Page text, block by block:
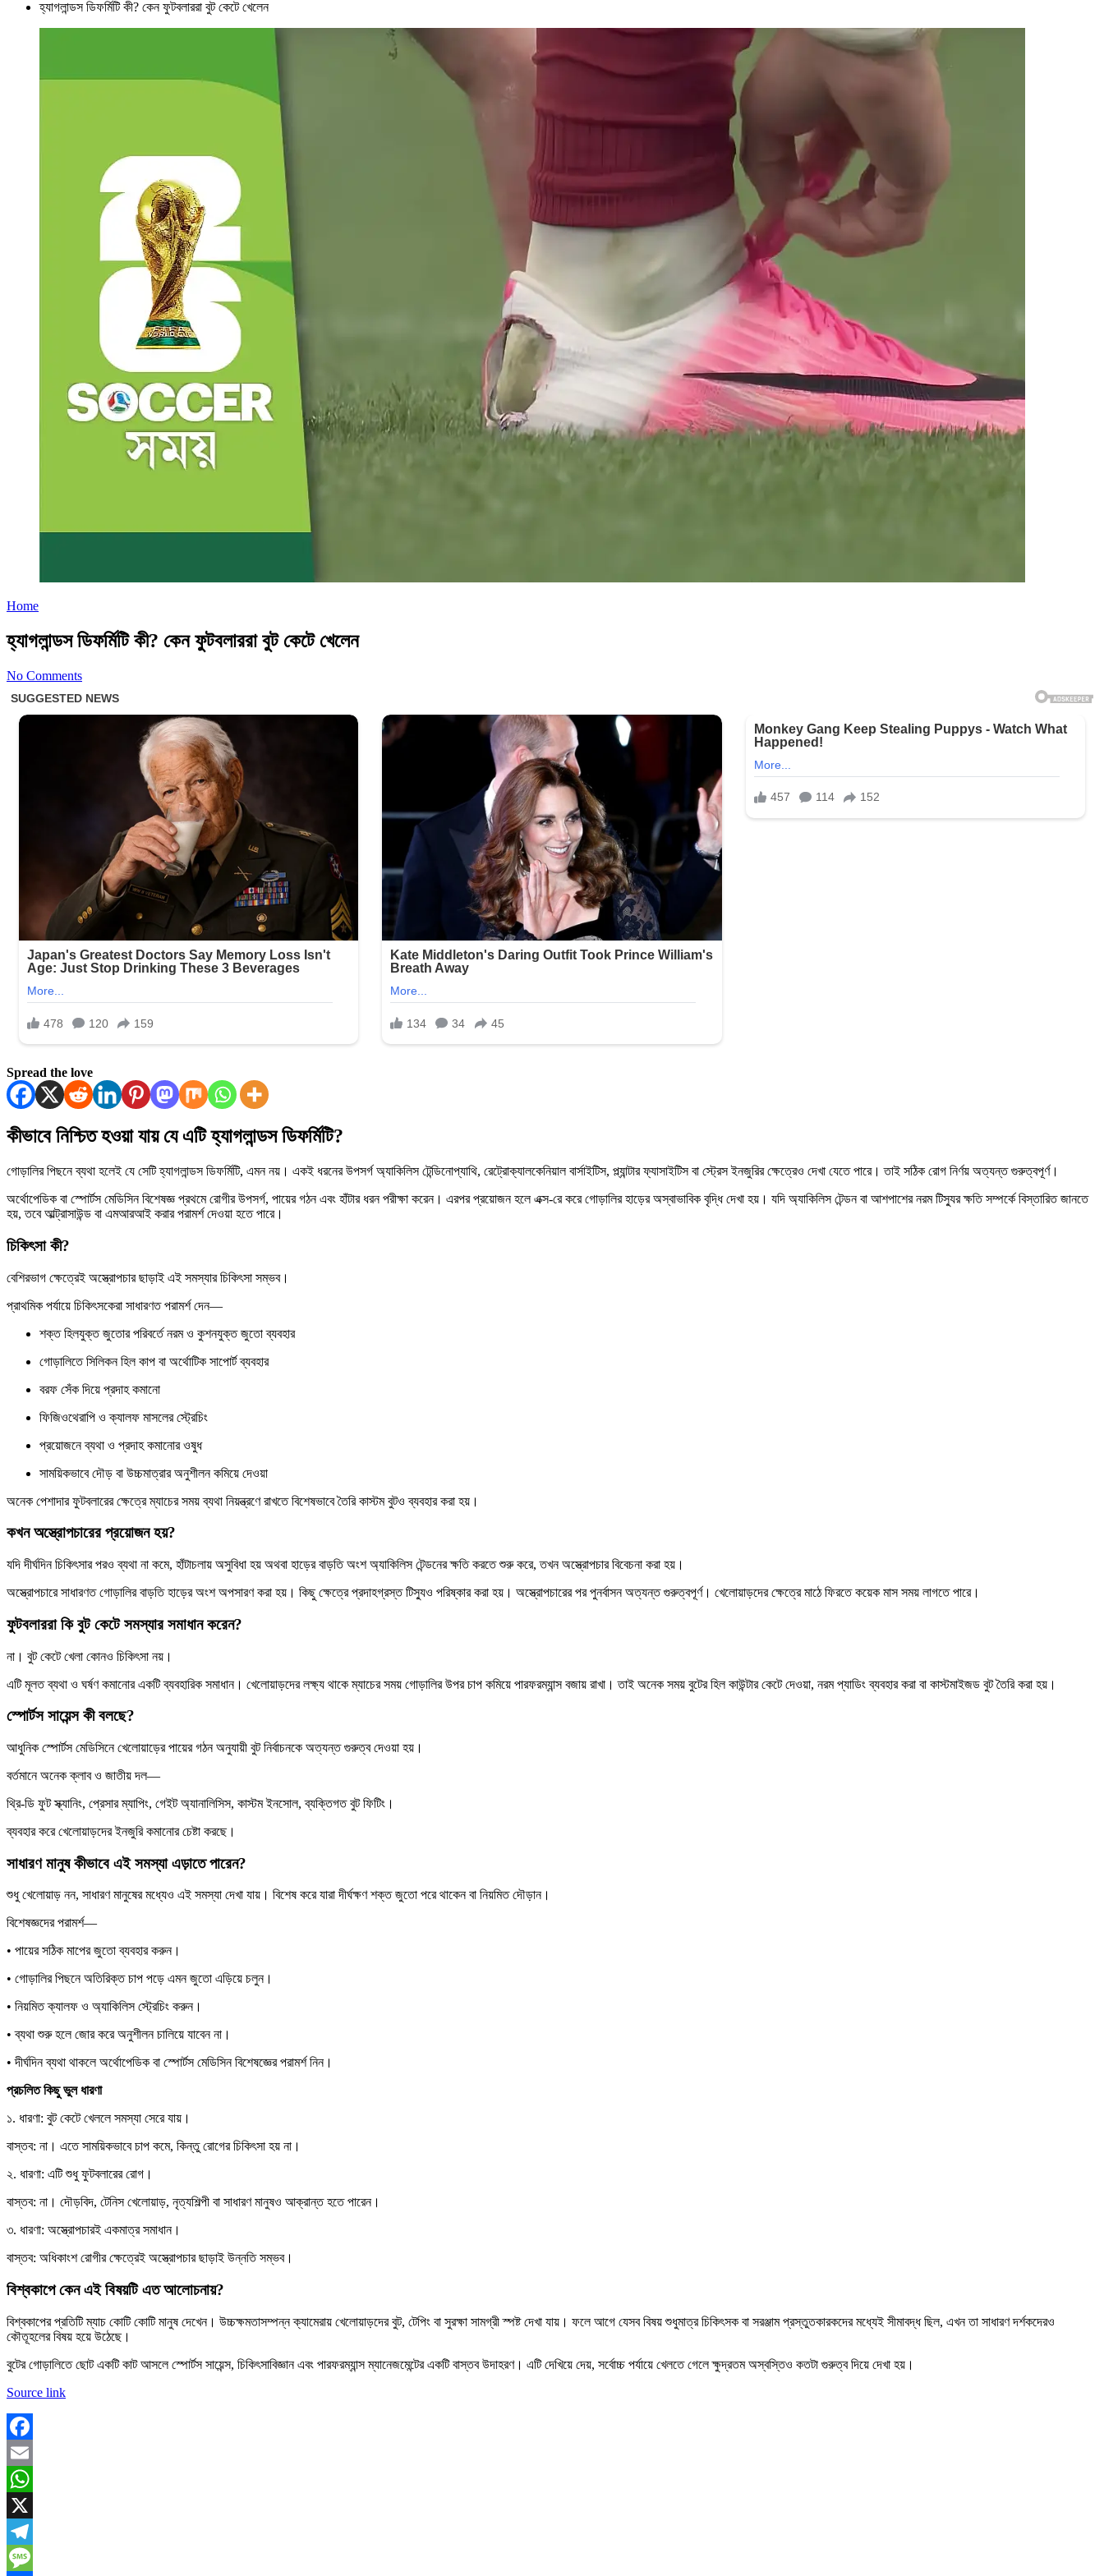
হ্যাগলান্ডস ডিফর্মিটি কী? কেন ফুটবলাররা বুট কেটে খেলেন
Home
হ্যাগলান্ডস ডিফর্মিটি কী? কেন ফুটবলাররা বুট কেটে খেলেন
No Comments
Spread the love
কীভাবে নিশ্চিত হওয়া যায় যে এটি হ্যাগলান্ডস ডিফর্মিটি?
গোড়ালির পিছনে ব্যথা হলেই যে সেটি হ্যাগলান্ডস ডিফর্মিটি, এমন নয়। একই ধরনের উপসর্গ অ্যাকিলিস টেন্ডিনোপ্যাথি, রেট্রোক্যালকেনিয়াল বার্সাইটিস, প্ল্যান্টার ফ্যাসাইটিস বা স্ট্রেস ইনজুরির ক্ষেত্রেও দেখা যেতে পারে। তাই সঠিক রোগ নির্ণয় অত্যন্ত গুরুত্বপূর্ণ।
অর্থোপেডিক বা স্পোর্টস মেডিসিন বিশেষজ্ঞ প্রথমে রোগীর উপসর্গ, পায়ের গঠন এবং হাঁটার ধরন পরীক্ষা করেন। এরপর প্রয়োজন হলে এক্স-রে করে গোড়ালির হাড়ের অস্বাভাবিক বৃদ্ধি দেখা হয়। যদি অ্যাকিলিস টেন্ডন বা আশপাশের নরম টিস্যুর ক্ষতি সম্পর্কে বিস্তারিত জানতে
হয়, তবে আল্ট্রাসাউন্ড বা এমআরআই করার পরামর্শ দেওয়া হতে পারে।
চিকিৎসা কী?
বেশিরভাগ ক্ষেত্রেই অস্ত্রোপচার ছাড়াই এই সমস্যার চিকিৎসা সম্ভব।
প্রাথমিক পর্যায়ে চিকিৎসকেরা সাধারণত পরামর্শ দেন—
শক্ত হিলযুক্ত জুতোর পরিবর্তে নরম ও কুশনযুক্ত জুতো ব্যবহার
গোড়ালিতে সিলিকন হিল কাপ বা অর্থোটিক সাপোর্ট ব্যবহার
বরফ সেঁক দিয়ে প্রদাহ কমানো
ফিজিওথেরাপি ও ক্যালফ মাসলের স্ট্রেচিং
প্রয়োজনে ব্যথা ও প্রদাহ কমানোর ওষুধ
সাময়িকভাবে দৌড় বা উচ্চমাত্রার অনুশীলন কমিয়ে দেওয়া
অনেক পেশাদার ফুটবলারের ক্ষেত্রে ম্যাচের সময় ব্যথা নিয়ন্ত্রণে রাখতে বিশেষভাবে তৈরি কাস্টম বুটও ব্যবহার করা হয়।
কখন অস্ত্রোপচারের প্রয়োজন হয়?
যদি দীর্ঘদিন চিকিৎসার পরও ব্যথা না কমে, হাঁটাচলায় অসুবিধা হয় অথবা হাড়ের বাড়তি অংশ অ্যাকিলিস টেন্ডনের ক্ষতি করতে শুরু করে, তখন অস্ত্রোপচার বিবেচনা করা হয়।
অস্ত্রোপচারে সাধারণত গোড়ালির বাড়তি হাড়ের অংশ অপসারণ করা হয়। কিছু ক্ষেত্রে প্রদাহগ্রস্ত টিস্যুও পরিষ্কার করা হয়। অস্ত্রোপচারের পর পুনর্বাসন অত্যন্ত গুরুত্বপূর্ণ। খেলোয়াড়দের ক্ষেত্রে মাঠে ফিরতে কয়েক মাস সময় লাগতে পারে।
ফুটবলাররা কি বুট কেটে সমস্যার সমাধান করেন?
না। বুট কেটে খেলা কোনও চিকিৎসা নয়।
এটি মূলত ব্যথা ও ঘর্ষণ কমানোর একটি ব্যবহারিক সমাধান। খেলোয়াড়দের লক্ষ্য থাকে ম্যাচের সময় গোড়ালির উপর চাপ কমিয়ে পারফরম্যান্স বজায় রাখা। তাই অনেক সময় বুটের হিল কাউন্টার কেটে দেওয়া, নরম প্যাডিং ব্যবহার করা বা কাস্টমাইজড বুট তৈরি করা হয়।
স্পোর্টস সায়েন্স কী বলছে?
আধুনিক স্পোর্টস মেডিসিনে খেলোয়াড়ের পায়ের গঠন অনুযায়ী বুট নির্বাচনকে অত্যন্ত গুরুত্ব দেওয়া হয়।
বর্তমানে অনেক ক্লাব ও জাতীয় দল—
থ্রি-ডি ফুট স্ক্যানিং, প্রেসার ম্যাপিং, গেইট অ্যানালিসিস, কাস্টম ইনসোল, ব্যক্তিগত বুট ফিটিং।
ব্যবহার করে খেলোয়াড়দের ইনজুরি কমানোর চেষ্টা করছে।
সাধারণ মানুষ কীভাবে এই সমস্যা এড়াতে পারেন?
শুধু খেলোয়াড় নন, সাধারণ মানুষের মধ্যেও এই সমস্যা দেখা যায়। বিশেষ করে যারা দীর্ঘক্ষণ শক্ত জুতো পরে থাকেন বা নিয়মিত দৌড়ান।
বিশেষজ্ঞদের পরামর্শ—
• পায়ের সঠিক মাপের জুতো ব্যবহার করুন।
• গোড়ালির পিছনে অতিরিক্ত চাপ পড়ে এমন জুতো এড়িয়ে চলুন।
• নিয়মিত ক্যালফ ও অ্যাকিলিস স্ট্রেচিং করুন।
• ব্যথা শুরু হলে জোর করে অনুশীলন চালিয়ে যাবেন না।
• দীর্ঘদিন ব্যথা থাকলে অর্থোপেডিক বা স্পোর্টস মেডিসিন বিশেষজ্ঞের পরামর্শ নিন।
প্রচলিত কিছু ভুল ধারণা
১. ধারণা: বুট কেটে খেললে সমস্যা সেরে যায়।
বাস্তব: না। এতে সাময়িকভাবে চাপ কমে, কিন্তু রোগের চিকিৎসা হয় না।
২. ধারণা: এটি শুধু ফুটবলারের রোগ।
বাস্তব: না। দৌড়বিদ, টেনিস খেলোয়াড়, নৃত্যশিল্পী বা সাধারণ মানুষও আক্রান্ত হতে পারেন।
৩. ধারণা: অস্ত্রোপচারই একমাত্র সমাধান।
বাস্তব: অধিকাংশ রোগীর ক্ষেত্রেই অস্ত্রোপচার ছাড়াই উন্নতি সম্ভব।
বিশ্বকাপে কেন এই বিষয়টি এত আলোচনায়?
বিশ্বকাপের প্রতিটি ম্যাচ কোটি কোটি মানুষ দেখেন। উচ্চক্ষমতাসম্পন্ন ক্যামেরায় খেলোয়াড়দের বুট, টেপিং বা সুরক্ষা সামগ্রী স্পষ্ট দেখা যায়। ফলে আগে যেসব বিষয় শুধুমাত্র চিকিৎসক বা সরঞ্জাম প্রস্তুতকারকদের মধ্যেই সীমাবদ্ধ ছিল, এখন তা সাধারণ দর্শকদেরও
কৌতূহলের বিষয় হয়ে উঠেছে।
বুটের গোড়ালিতে ছোট একটি কাট আসলে স্পোর্টস সায়েন্স, চিকিৎসাবিজ্ঞান এবং পারফরম্যান্স ম্যানেজমেন্টের একটি বাস্তব উদাহরণ। এটি দেখিয়ে দেয়, সর্বোচ্চ পর্যায়ে খেলতে গেলে ক্ষুদ্রতম অস্বস্তিও কতটা গুরুত্ব দিয়ে দেখা হয়।
Source link
Facebook
Email
WhatsApp
X
Telegram